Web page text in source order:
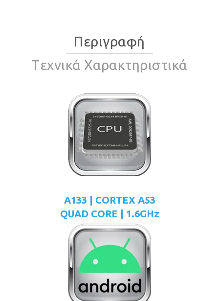
Περιγραφή
Tεχνικά Χαρακτηριστικά
A133 | CORTEX A53
QUAD CORE | 1.6GHz